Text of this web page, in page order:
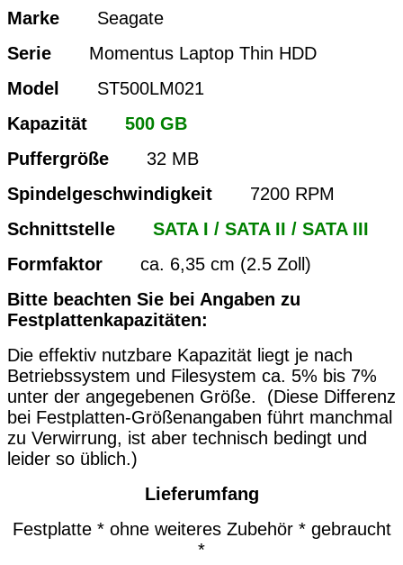
Marke Seagate
Serie
Momentus Laptop Thin HDD
Model
ST500LM021
Kapazität
500 GB
Puffergröße 32 MB
Spindelgeschwindigkeit 7200 RPM
Schnittstelle
SATA I / SATA II / SATA III
Formfaktor ca. 6,35 cm (2.5 Zoll)
Bitte beachten Sie bei Angaben zu
Festplattenkapazitäten:
Die effektiv nutzbare Kapazität liegt je nach
Betriebssystem und Filesystem ca. 5% bis 7%
unter der angegebenen Größe. (Diese Differenz
bei Festplatten-Größenangaben führt manchmal
zu Verwirrung, ist aber technisch bedingt und
leider so üblich.)
Lieferumfang
Festplatte * ohne weiteres Zubehör * gebraucht
*